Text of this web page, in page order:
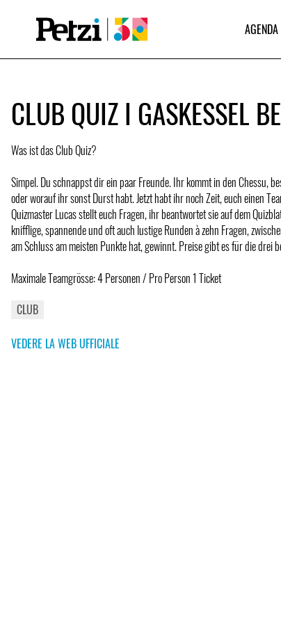
CLUB QUIZ I GASKESSEL
Was ist das Club Quiz?
Simpel. Du schnappst dir ein paar Freunde. Ihr kommt in den Chessu,
oder worauf ihr sonst Durst habt. Jetzt habt ihr noch Zeit, euch einen
Quizmaster Lucas stellt euch Fragen, ihr beantwortet sie auf dem
knifflige, spannende und oft auch lustige Runden à zehn Fragen,
am Schluss am meisten Punkte hat, gewinnt. Preise gibt es für die drei
Maximale Teamgrösse: 4 Personen / Pro Person 1 Ticket
CLUB
VEDERE LA WEB UFFICIALE